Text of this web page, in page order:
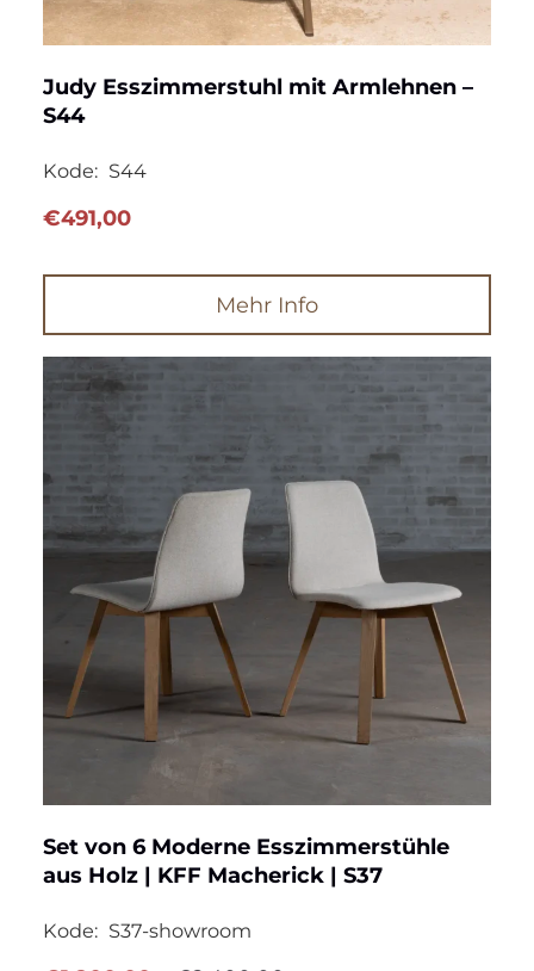
Judy Esszimmerstuhl mit Armlehnen –
S44
Kode: S44
€491,00
Mehr Info
Set von 6 Moderne Esszimmerstühle
aus Holz | KFF Macherick | S37
Kode: S37-showroom